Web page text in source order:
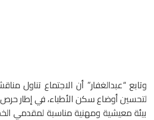
وتابع “عبدالغفار” أن الاجتماع تناول
لتحسين أوضاع سكن الأطباء، في إطار حرص
بيئة معيشية ومهنية مناسبة لمقدمي